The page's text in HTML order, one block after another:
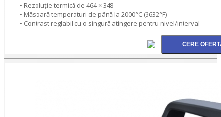
• Rezoluție termică de 464 × 348
• Măsoară temperaturi de până la 2000°C (3632°F)
• Contrast reglabil cu o singură atingere pentru nivel/interval